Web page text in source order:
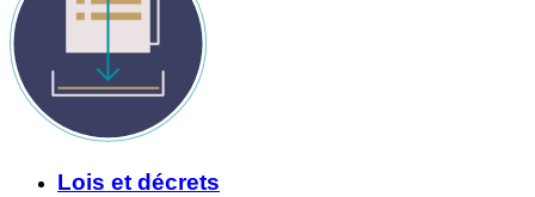
Lois et décrets